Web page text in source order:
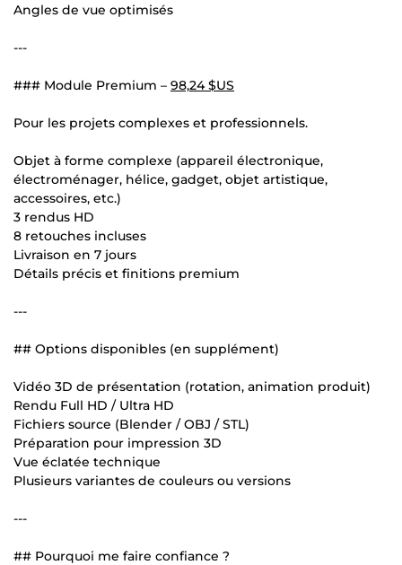
Angles de vue optimisés
---
### Module Premium – 98,24 $US
Pour les projets complexes et professionnels.
Objet à forme complexe (appareil électronique,
électroménager, hélice, gadget, objet artistique,
accessoires, etc.)
3 rendus HD
8 retouches incluses
Livraison en 7 jours
Détails précis et finitions premium
---
## Options disponibles (en supplément)
Vidéo 3D de présentation (rotation, animation produit)
Rendu Full HD / Ultra HD
Fichiers source (Blender / OBJ / STL)
Préparation pour impression 3D
Vue éclatée technique
Plusieurs variantes de couleurs ou versions
---
## Pourquoi me faire confiance ?